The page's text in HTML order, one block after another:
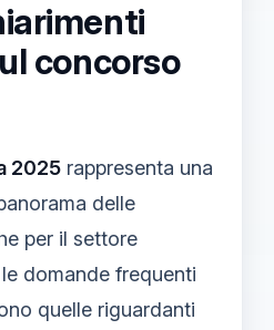
concorso
2025 rappresenta una
delle
per il settore
domande frequenti
quelle riguardanti